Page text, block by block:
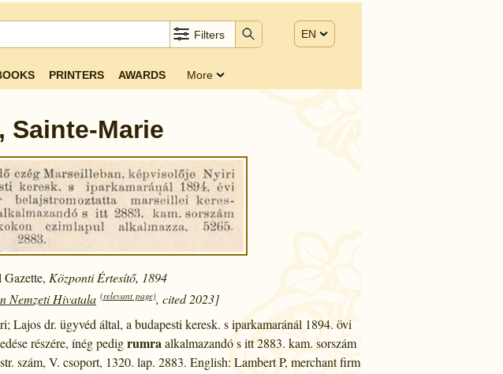
Filters EN
PRINTERS AWARDS More
Sainte-Marie
Központi Értesítő, 1894
Nemzeti Hivatala (relevant page), cited 2023]
dr. ügyvéd által, a budapesti keresk. s iparkamaránál 1894. övi
részére, ínég pedigrumraalkalmazandó s itt 2883. kam. sorszám
szám, V. csoport, 1320. lap. 2883. English: Lambert P, merchant firm